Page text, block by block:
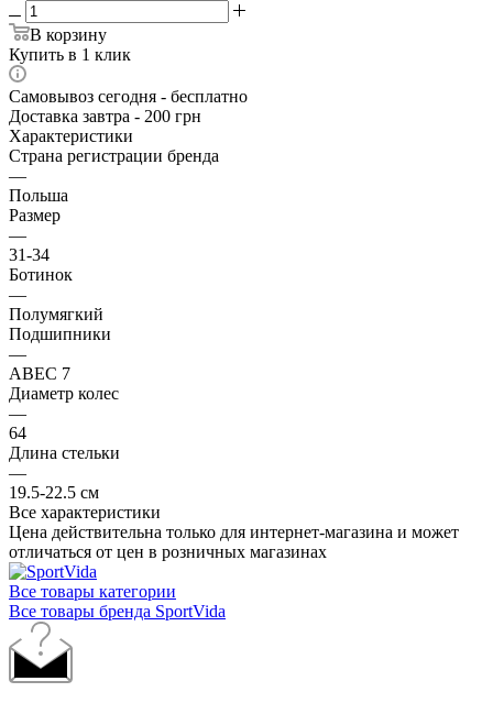
В корзину
Купить в 1 клик
Самовывоз сегодня - бесплатно
Доставка завтра - 200 грн
Характеристики
Страна регистрации бренда
—
Польша
Размер
—
31-34
Ботинок
—
Полумягкий
Подшипники
—
ABEC 7
Диаметр колес
—
64
Длина стельки
—
19.5-22.5 см
Все характеристики
Цена действительна только для интернет-магазина и может
отличаться от цен в розничных магазинах
Все товары категории
Все товары бренда SportVida